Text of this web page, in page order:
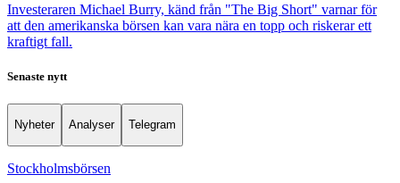
Investeraren Michael Burry, känd från "The Big Short" varnar för
att den amerikanska börsen kan vara nära en topp och riskerar ett
kraftigt fall.
Senaste nytt
Nyheter Analyser Telegram
Stockholmsbörsen